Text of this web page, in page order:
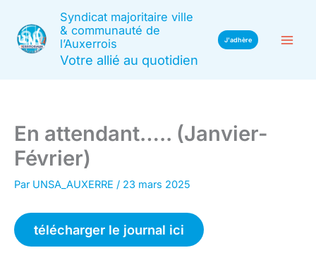
contenu
Syndicat majoritaire ville
& communauté de
l’Auxerrois
Votre allié au quotidien
J'adhère
En attendant….. (Janvier-
Février)
Par UNSA_AUXERRE / 23 mars 2025
télécharger le journal ici